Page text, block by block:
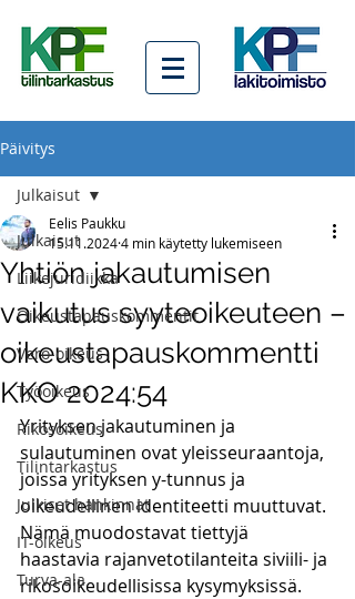
Päivitys
Julkaisut
Liikejuridiikka
Oikeustapauskommentit
Vero-oikeus
Työoikeus
Rikosoikeus
Tilintarkastus
Julkiset hankinnat
IT-oikeus
Turva-ala
Julkaisut
Yhtiön jakautumisen
vaikutus syyteoikeuteen –
oikeustapauskommentti
KKO 2024:54
Eelis Paukku
15.11.20244 min käytetty lukemiseen
Yrityksen jakautuminen ja
sulautuminen ovat yleisseuraantoja,
joissa yrityksen y-tunnus ja
oikeudellinen identiteetti muuttuvat.
Nämä muodostavat tiettyjä
haastavia rajanvetotilanteita siviili- ja
rikosoikeudellisissa kysymyksissä.